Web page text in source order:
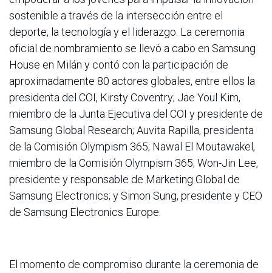
sostenible a través de la intersección entre el
deporte, la tecnología y el liderazgo. La ceremonia
oficial de nombramiento se llevó a cabo en Samsung
House en Milán y contó con la participación de
aproximadamente 80 actores globales, entre ellos la
presidenta del COI, Kirsty Coventry; Jae Youl Kim,
miembro de la Junta Ejecutiva del COI y presidente de
Samsung Global Research; Auvita Rapilla, presidenta
de la Comisión Olympism 365; Nawal El Moutawakel,
miembro de la Comisión Olympism 365; Won-Jin Lee,
presidente y responsable de Marketing Global de
Samsung Electronics; y Simon Sung, presidente y CEO
de Samsung Electronics Europe.
El momento de compromiso durante la ceremonia de